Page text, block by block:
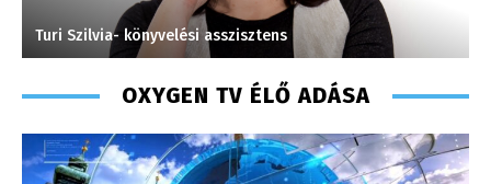
Turi Szilvia- könyvelési asszisztens
OXYGEN TV ÉLŐ ADÁSA